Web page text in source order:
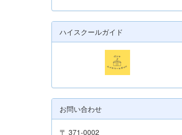
ハイスクールガイド
お問い合わせ
〒 371-0002